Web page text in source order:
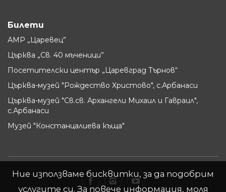
Билети
АМР „Царевец”
Църква „Св. 40 мъченици”
Посетителски център „Царевград Търнов“
Църква-музей "Рождество Христово", с.Арбанаси
Църква-музей "Св.св. Архангели Михаил и Гавраил",
с.Арбанаси
Музей "Констанцалиева къща"
Ние използваме бисквитки, за да подобрим
услугите си. За повече информация, моля